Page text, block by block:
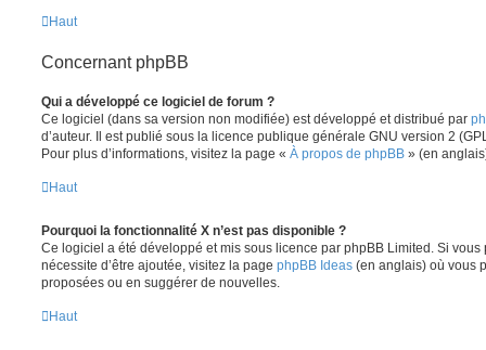
Haut
Concernant phpBB
Qui a développé ce logiciel de forum ?
Ce logiciel (dans sa version non modifiée) est développé et distribué par
d’auteur. Il est publié sous la licence publique générale GNU version 2
Pour plus d’informations, visitez la page « À propos de phpBB » (en
Haut
Pourquoi la fonctionnalité X n’est pas disponible ?
Ce logiciel a été développé et mis sous licence par phpBB Limited. Si vous
nécessite d’être ajoutée, visitez la page phpBB Ideas (en anglais) où vous
proposées ou en suggérer de nouvelles.
Haut